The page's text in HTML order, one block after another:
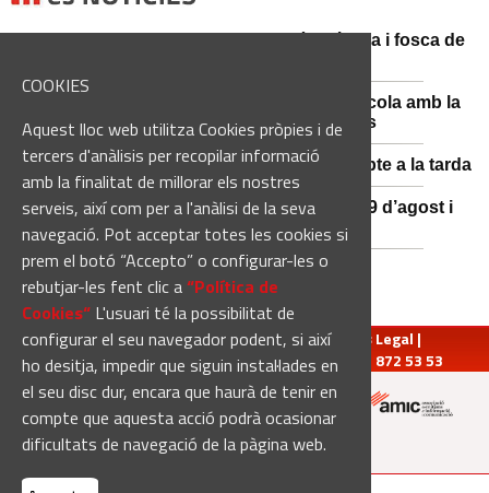
COOKIES
Aquest lloc web utilitza Cookies pròpies i de
tercers d'anàlisis per recopilar informació
amb la finalitat de millorar els nostres
serveis, així com per a l'anàlisi de la seva
navegació. Pot acceptar totes les cookies si
prem el botó “Accepto” o configurar-les o
rebutjar-les fent clic a“Política de
Cookies“ L'usuari té la possibilitat de
configurar el seu navegador podent, si així
ho desitja, impedir que siguin instal·lades en
el seu disc dur, encara que haurà de tenir en
compte que aquesta acció podrà ocasionar
dificultats de navegació de la pàgina web.
Catalunya es prepara per a la nit més màgica i fosca de
Sant Fruitós posa en valor el patrimoni agrícola amb la
restauració i exposició de peces històriques
Es manté la previsió de pluges fortes dissabte a la tarda
El 3x3 de bàsquet de Solsona s’avança al 29 d’agost i
estrena premis en metàl·lic
redaccio@manresadiari.cat|Qui som Avís Legal |
Pompeu Fabra, 7-13, 08240-Manresa | Tel.: 93 872 53 53
Altres mitjans del grup: